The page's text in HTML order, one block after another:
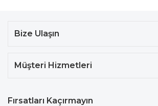
Bize Ulaşın
Müşteri Hizmetleri
Fırsatları Kaçırmayın